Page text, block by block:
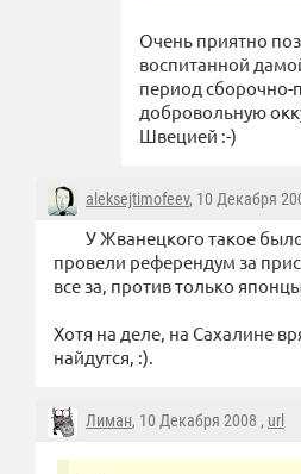
Очень приятно
воспитанной
период сборочно-
добровольную
Швецией :-)
aleksejtimofeev, 10 Декабря
У Жванецкого такое
провели референдум за
все за, против только
Хотя на деле, на Сахалине
найдутся, :).
Лиман, 10 Декабря 2008 , url